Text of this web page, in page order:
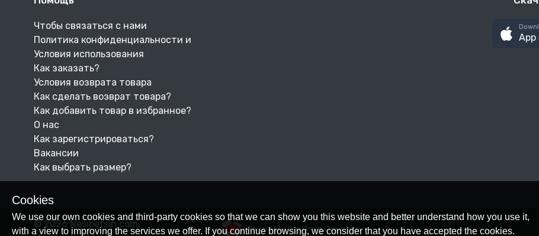
Cookies
We use our own cookies and third-party cookies so that we can show you this website and better understand how you use it,
with a view to improving the services we offer. If you continue browsing, we consider that you have accepted the cookies.
Чтобы связаться с нами
Политика конфиденциальности и
Условия использования
Как заказать?
Условия возврата товара
Как сделать возврат товара?
Как добавить товар в избранное?
О нас
Как зарегистрироваться?
Вакансии
Как выбрать размер?
App
© 2026 Nesipetsin.com.
Powered by OpenTrade Commerce